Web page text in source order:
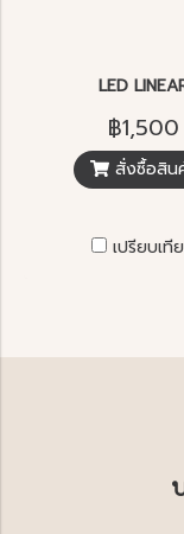
LED
฿1,500
สั่งซื้อสิน
เปรียบเที